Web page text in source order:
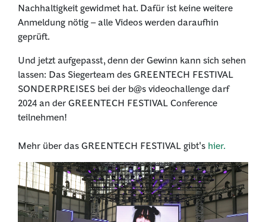
Nachhaltigkeit gewidmet hat. Dafür ist keine weitere
Anmeldung nötig – alle Videos werden daraufhin
geprüft.
Und jetzt aufgepasst, denn der Gewinn kann sich sehen
lassen: Das Siegerteam des GREENTECH FESTIVAL
SONDERPREISES bei der b@s videochallenge darf
2024 an der GREENTECH FESTIVAL Conference
teilnehmen!
Mehr über das GREENTECH FESTIVAL gibt's hier.